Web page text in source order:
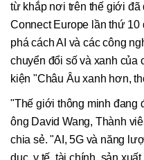
từ khắp nơi trên thế giới đã
Connect Europe lần thứ 10
phá cách AI và các công
chuyển đổi số và xanh của
kiện "Châu Âu xanh hơn,
"Thế giới thông minh đang
ông David Wang, Thành
chia sẻ. "AI, 5G và năng
dục, y tế, tài chính, sản